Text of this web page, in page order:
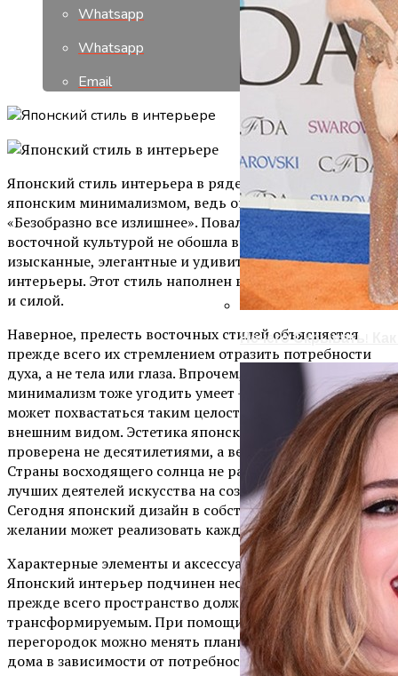
Нечего Скрывать!
Whatsapp
Whatsapp
Email
Японский стиль интерьера в ряде школ именуют
японским минимализмом, ведь он следует правилу
«Безобразно все излишнее». Повальная увлеченность
восточной культурой не обошла вниманием
изысканные, элегантные и удивительно гармоничные
интерьеры. Этот стиль наполнен воздухом, здоровьем
и силой.
Наверное, прелесть восточных стилей объясняется
прежде всего их стремлением отразить потребности
духа, а не тела или глаза. Впрочем, глазу японский
минимализм тоже угодить умеет – мало какой стиль
может похвастаться таким целостным и своеобразным
внешним видом. Эстетика японского минимализма
проверена не десятилетиями, а веками. Культура
Страны восходящего солнца не раз вдохновляла
лучших деятелей искусства на создание шедевров.
Сегодня японский дизайн в собственной квартире при
желании может реализовать каждый.
Характерные элементы и аксессуары
Японский интерьер подчинен нескольким правилам:
прежде всего пространство должно быть свободно
трансформируемым. При помощи ширм и раздвижных
перегородок можно менять планировку квартиры или
дома в зависимости от потребностей и желаний.